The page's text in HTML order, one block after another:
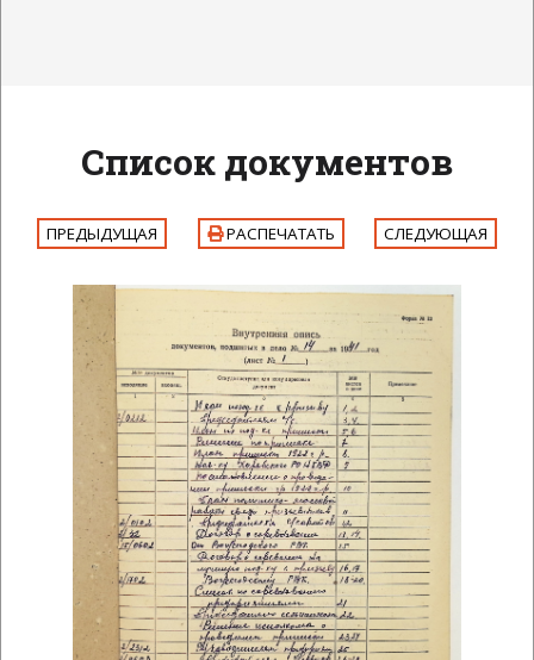
Список документов
ПРЕДЫДУЩАЯ РАСПЕЧАТАТЬ СЛЕДУЮЩАЯ